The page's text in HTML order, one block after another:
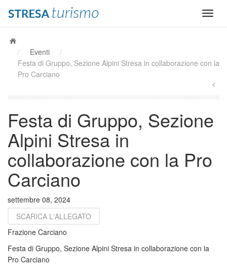
/ Eventi
/
Festa di Gruppo, Sezione Alpini Stresa in collaborazione con la
Pro Carciano
Festa di Gruppo, Sezione
Alpini Stresa in
collaborazione con la Pro
Carciano
settembre 08, 2024
SCARICA L'ALLEGATO
Frazione Carciano
Festa di Gruppo, Sezione Alpini Stresa in collaborazione con la
Pro Carciano